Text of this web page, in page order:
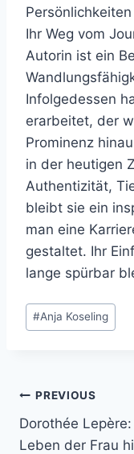
Ihr Weg vom
Autorin ist ein
Infolgedessen
erarbeitet, der
Prominenz
in der heutigen
Authentizität,
bleibt sie ein
man eine
gestaltet. Ihr
lange spürbar
Post
Tags:
#Anja Koseling
Post
navigation
PREVIOUS
Dorothée Lepère:
Leben der Frau